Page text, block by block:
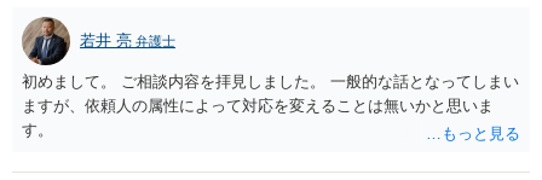
若井 亮 弁護士
初めまして。 ご相談内容を拝見しました。 一般的な話となってしまい
ますが、依頼人の属性によって対応を変えることは無いかと思いま
す。